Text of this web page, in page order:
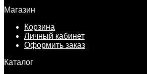
Магазин
Корзина
Личный кабинет
Оформить заказ
Каталог